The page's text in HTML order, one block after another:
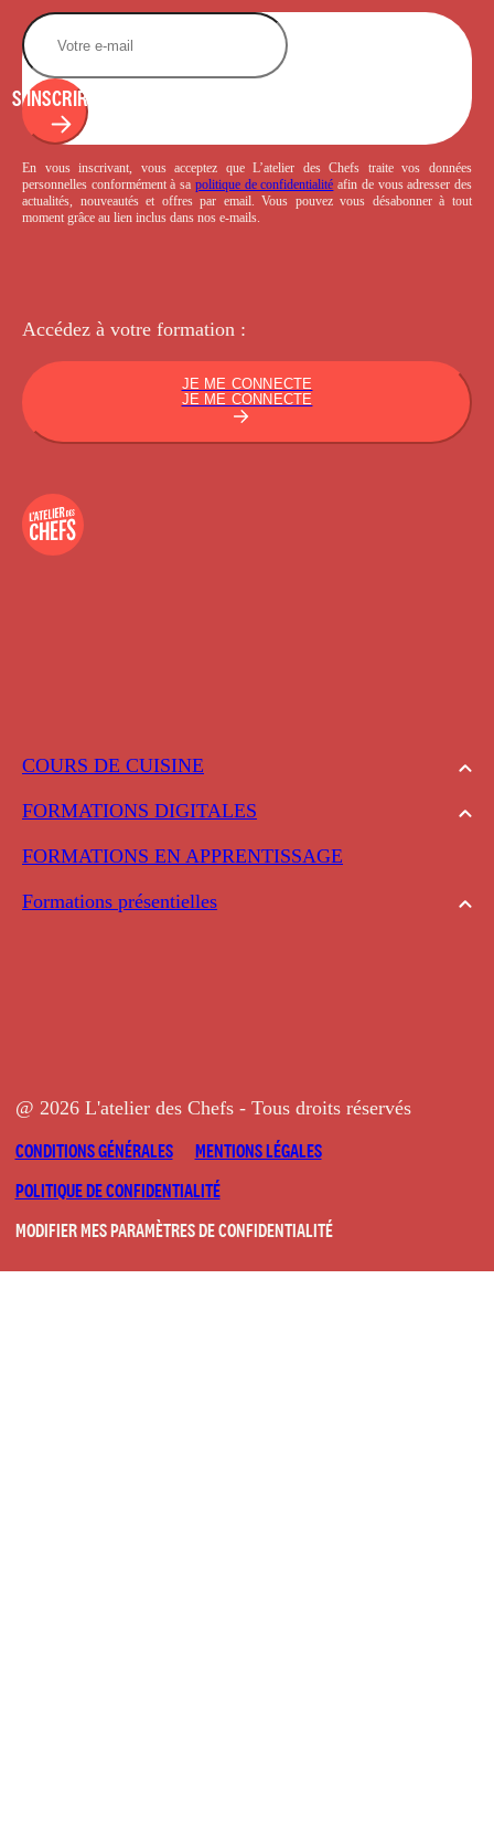
COURS DE CUISINE
FORMATIONS DIGITALES
FORMATIONS EN APPRENTISSAGE
Formations présentielles
S'INSCRIRE
En vous inscrivant, vous acceptez que L’atelier des Chefs traite vos données
personnelles conformément à sa politique de confidentialité afin de vous adresser des
actualités, nouveautés et offres par email. Vous pouvez vous désabonner à tout
moment grâce au lien inclus dans nos e-mails.
Accédez à votre formation :
JE ME CONNECTE
JE ME CONNECTE
@ 2026 L'atelier des Chefs - Tous droits réservés
CONDITIONS GÉNÉRALES
MENTIONS LÉGALES
POLITIQUE DE CONFIDENTIALITÉ
MODIFIER MES PARAMÈTRES DE CONFIDENTIALITÉ